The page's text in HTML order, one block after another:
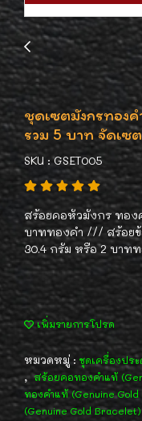
ชุดเซตมังกรทอง
รวม 5 บาท จัดเซ
SKU : GSET005
สร้อยคอหัวมังกร ทอง
บาททองคำ /// สร้อย
30.4 กรัม หรือ 2 บาท
เพิ่มรายการโปรด
หมวดหมู่ : ชุดเครื่องปร
, สร้อยคอทองคำแท้
ทองคำแท้ (Genuine
(Genuine Gold Bracelet)